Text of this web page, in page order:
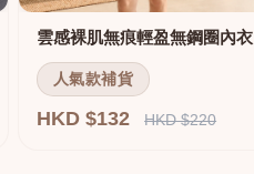
雲感裸肌無痕輕盈無鋼圈內衣
人氣款補貨
HKD $132 HKD $220